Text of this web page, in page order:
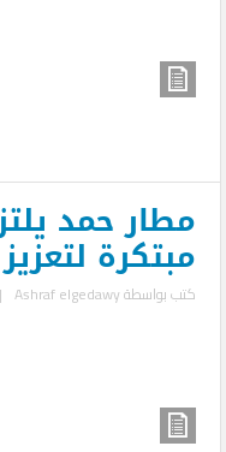
مطار حمد
مبتكرة
كتب بواسطةAshraf elgedawy
|